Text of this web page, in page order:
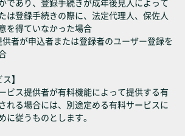
であり、登録手続きが成年後見人によって
は登録手続きの際に、法定代理人、保佐人
を得ていなかった場合
者が申込者または登録者のユーザー登録を
】
ビス提供者が有料機能によって提供する有
れる場合には、別途定める有料サービスに
に従うものとします。